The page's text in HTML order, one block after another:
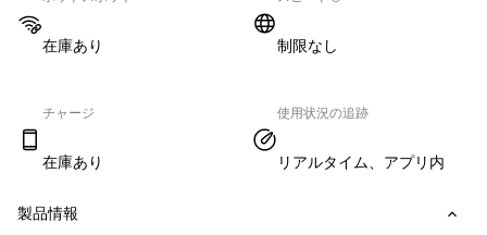
在庫あり 制限なし
チャージ
在庫あり
使用状況の追跡
リアルタイム、アプリ内
製品情報